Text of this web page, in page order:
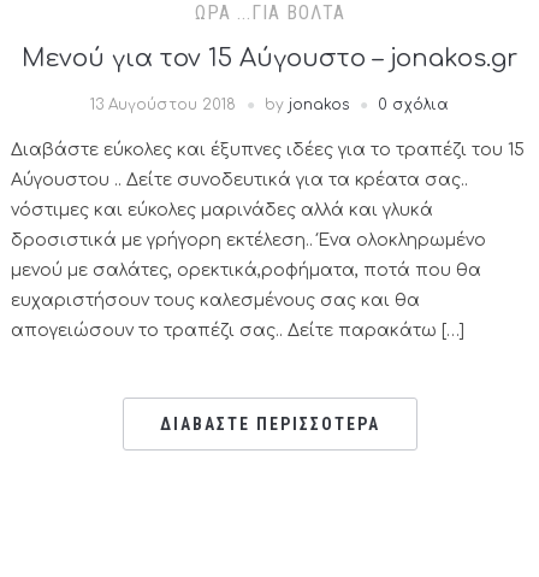
ΏΡΑ ...ΓΙΑ ΒΌΛΤΑ
Μενού για τον 15 Αύγουστο – jonakos.gr
13 Αυγούστου 2018 by jonakos 0 σχόλια
Διαβάστε εύκολες και έξυπνες ιδέες για το τραπέζι του 15
Αύγουστου .. Δείτε συνοδευτικά για τα κρέατα σας..
νόστιμες και εύκολες μαρινάδες αλλά και γλυκά
δροσιστικά με γρήγορη εκτέλεση.. Ένα ολοκληρωμένο
μενού με σαλάτες, ορεκτικά,ροφήματα, ποτά που θα
ευχαριστήσουν τους καλεσμένους σας και θα
απογειώσουν το τραπέζι σας.. Δείτε παρακάτω […]
ΔΙΑΒΑΣΤΕ ΠΕΡΙΣΣΟΤΕΡΑ